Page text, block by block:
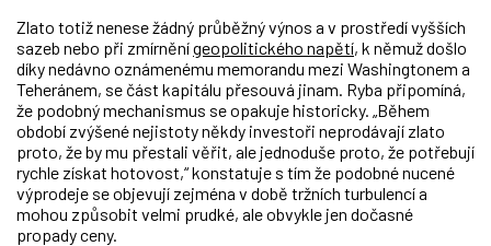
Zlato totiž nenese žádný průběžný výnos a v prostředí vyšších
sazeb nebo při zmírněnígeopolitického napětí, k němuž došlo
díky nedávno oznámenému memorandu mezi Washingtonem a
Teheránem, se část kapitálu přesouvá jinam. Ryba připomíná,
že podobný mechanismus se opakuje historicky. „Během
období zvýšené nejistoty někdy investoři neprodávají zlato
proto, že by mu přestali věřit, ale jednoduše proto, že potřebují
rychle získat hotovost,“ konstatuje s tím že podobné nucené
výprodeje se objevují zejména v době tržních turbulencí a
mohou způsobit velmi prudké, ale obvykle jen dočasné
propady ceny.